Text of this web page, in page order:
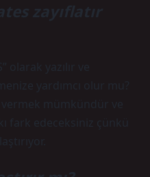
zayıflatır
olarak yazılır ve
yardımcı olur mu?
mümkündür ve
fark edeceksiniz çünkü